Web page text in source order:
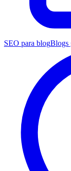
SEO para blogBlogs